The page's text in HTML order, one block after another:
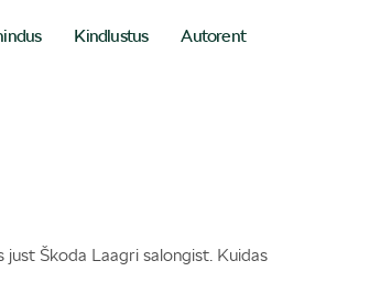
Kindlustus
Autorent
just Škoda Laagri salongist. Kuidas